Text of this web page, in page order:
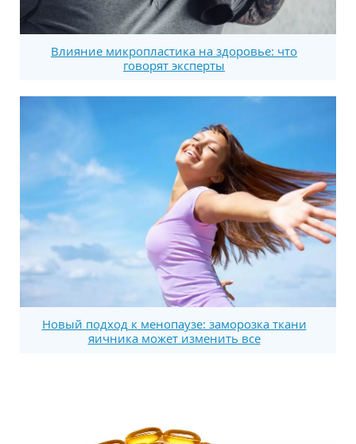
Влияние микропластика на здоровье: что
говорят эксперты
Новый подход к менопаузе: заморозка ткани
яичника может изменить все